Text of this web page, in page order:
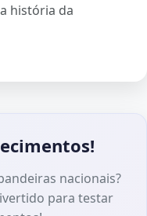
história da
nacionais?
para testar